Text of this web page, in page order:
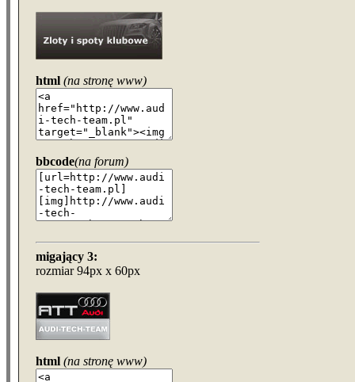
html (na stronę www)
bbcode(na forum)
migający 3:
rozmiar 94px x 60px
html (na stronę www)